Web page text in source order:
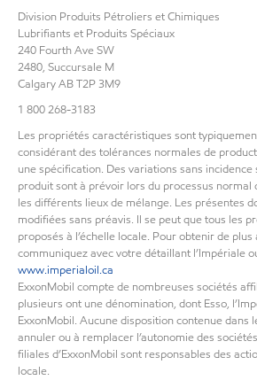
Division Produits Pétroliers et Chimiques
Lubrifiants et Produits Spéciaux
240 Fourth Ave SW
2480, Succursale M
Calgary AB T2P 3M9
1 800 268-3183
Les propriétés caractéristiques sont
considérant des tolérances normales de
une spécification. Des variations sans
produit sont à prévoir lors du processus
les différents lieux de mélange. Les présentes
modifiées sans préavis. Il se peut que tous les
proposés à l’échelle locale. Pour obtenir de
communiquez avec votre détaillant l’Impériale
www.imperialoil.ca
ExxonMobil compte de nombreuses sociétés
plusieurs ont une dénomination, dont Esso,
ExxonMobil. Aucune disposition contenue dans
annuler ou à remplacer l’autonomie des
filiales d’ExxonMobil sont responsables des
locale.